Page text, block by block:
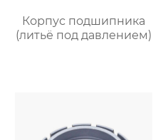
Корпус подшипника
(литьё под давлением)